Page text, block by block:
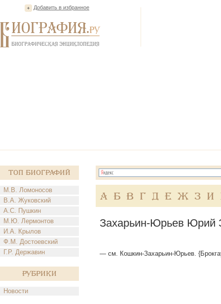
Добавить в избранное
Топ Биографий
М.В. Ломоносов
В.А. Жуковский
А.С. Пушкин
М.Ю. Лермонтов
И.А. Крылов
Ф.М. Достоевский
Г.Р. Державин
Рубрики
Новости
А Б В Г Д Е Ж З И
Захарьин-Юрьев Юрий
— см. Кошкин-Захарьин-Юрьев.